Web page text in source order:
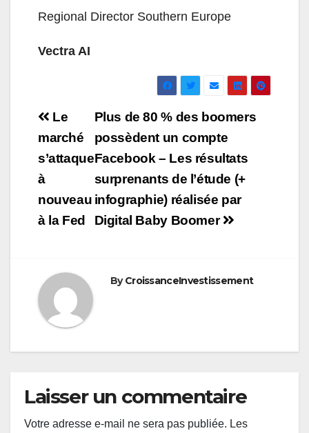
Regional Director Southern Europe
Vectra AI
Navigation
de
l’article
Plus de 80 % des boomers
possèdent un compte
Facebook – Les résultats
surprenants de l’étude (+
infographie) réalisée par
Digital Baby Boomer
Le
marché
s’attaque
à
nouveau
à la Fed
ByCroissanceInvestissement
Laisser un commentaire
Votre adresse e-mail ne sera pas publiée. Les